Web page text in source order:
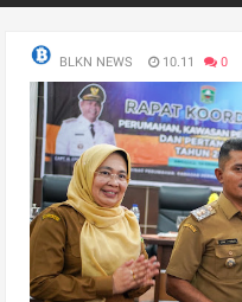
BLKN NEWS 10.11 0